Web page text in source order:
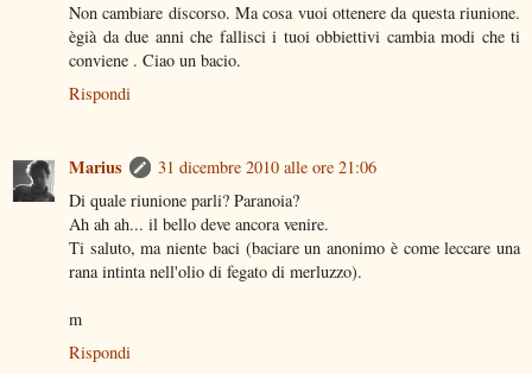
Non cambiare discorso. Ma cosa vuoi ottenere da questa riunione.
ègià da due anni che fallisci i tuoi obbiettivi cambia modi che ti
conviene . Ciao un bacio.
Rispondi
Marius
31 dicembre 2010 alle ore 21:06
Di quale riunione parli? Paranoia?
Ah ah ah... il bello deve ancora venire.
Ti saluto, ma niente baci (baciare un anonimo è come leccare una
rana intinta nell'olio di fegato di merluzzo).
m
Rispondi